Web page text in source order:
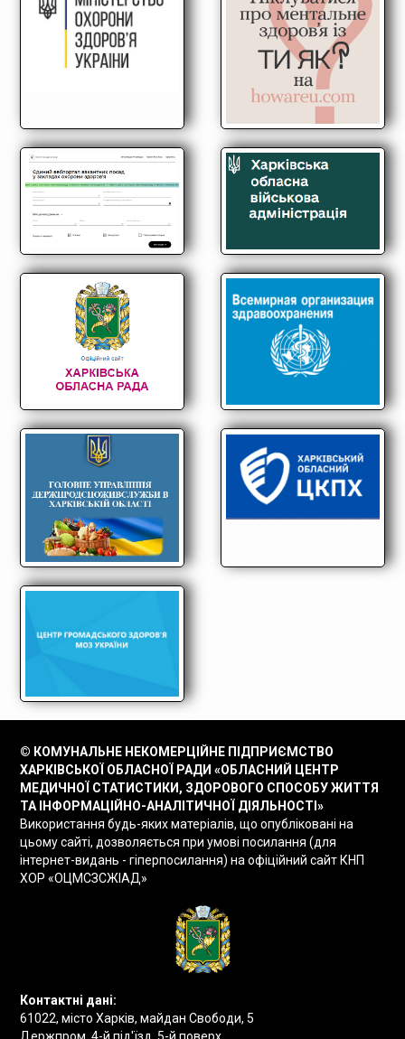
© КОМУНАЛЬНЕ НЕКОМЕРЦІЙНЕ ПІДПРИЄМСТВО
ХАРКІВСЬКОЇ ОБЛАСНОЇ РАДИ «ОБЛАСНИЙ ЦЕНТР
МЕДИЧНОЇ СТАТИСТИКИ, ЗДОРОВОГО СПОСОБУ ЖИТТЯ
ТА ІНФОРМАЦІЙНО-АНАЛІТИЧНОЇ ДІЯЛЬНОСТІ»
Використання будь-яких матеріалів, що опубліковані на
цьому сайті, дозволяється при умові посилання (для
інтернет-видань - гіперпосилання) на офіційний сайт КНП
ХОР «ОЦМСЗСЖІАД»
Контактні дані:
61022, місто Харків, майдан Свободи, 5